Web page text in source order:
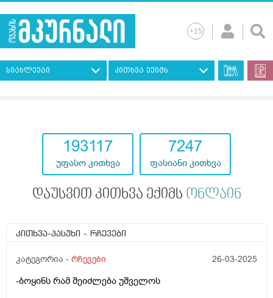
სიახლეები კითხვა ექიმს
193117
უფასო კითხვა
7247
ფასიანი კითხვა
დაუსვით კითხვა ექიმს ონლაინ
კითხვა-პასუხი - რჩევები
კატეგორია - რჩევები 26-03-2025
-ბოყინს რამ შეიძლება უშველოს